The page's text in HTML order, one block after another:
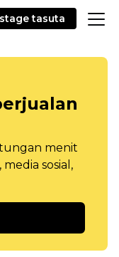
tasuta
menit
sosial,